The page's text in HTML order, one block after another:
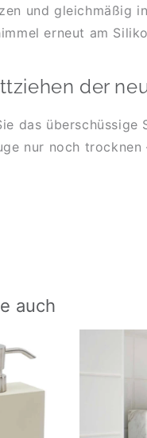
und gleichmäßig
erneut am
der
das
nur noch
auch